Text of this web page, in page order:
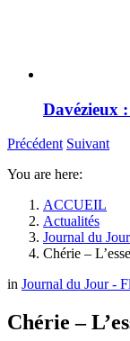
Davézieux
Précédent Suivant
You are here:
ACCUEIL
Actualités
Journal du
Chérie –
in Journal du Jour -
Chérie –